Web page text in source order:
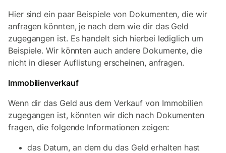
Hier sind ein paar Beispiele von Dokumenten, die wir
anfragen könnten, je nach dem wie dir das Geld
zugegangen ist. Es handelt sich hierbei lediglich um
Beispiele. Wir könnten auch andere Dokumente, die
nicht in dieser Auflistung erscheinen, anfragen.
Immobilienverkauf
Wenn dir das Geld aus dem Verkauf von Immobilien
zugegangen ist, könnten wir dich nach Dokumenten
fragen, die folgende Informationen zeigen:
das Datum, an dem du das Geld erhalten hast